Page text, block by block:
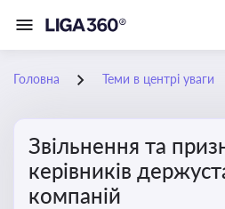
Головна Теми в центрі уваги
Звільнення та
керівників
компаній